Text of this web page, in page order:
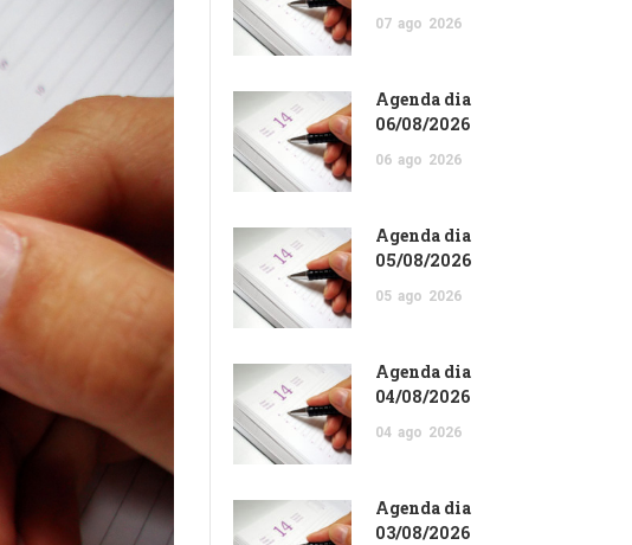
07 ago 2026
Agenda dia
06/08/2026
06 ago 2026
Agenda dia
05/08/2026
05 ago 2026
Agenda dia
04/08/2026
04 ago 2026
Agenda dia
03/08/2026